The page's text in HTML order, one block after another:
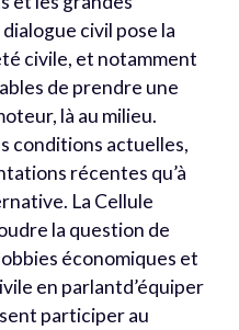
civil pose la
civile, et notamment
de prendre une
là au milieu.
conditions actuelles,
récentes qu’à
La Cellule
la question de
économiques et
en parlantd’équiper
participer au